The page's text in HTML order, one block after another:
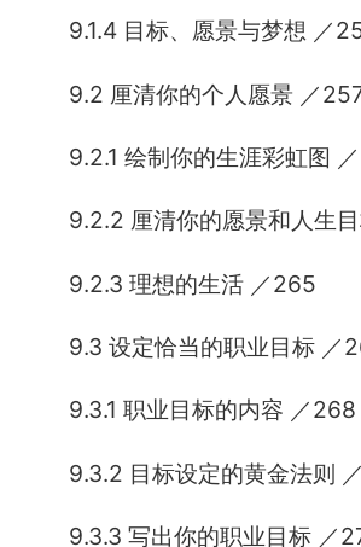
9.1.4 目标、愿景与梦想 ／
9.2 厘清你的个人愿景 ／
9.2.1 绘制你的生涯彩虹图
9.2.2 厘清你的愿景和人生
9.2.3 理想的生活 ／265
9.3 设定恰当的职业目标 ／
9.3.1 职业目标的内容 ／268
9.3.2 目标设定的黄金法则
9.3.3 写出你的职业目标 ／